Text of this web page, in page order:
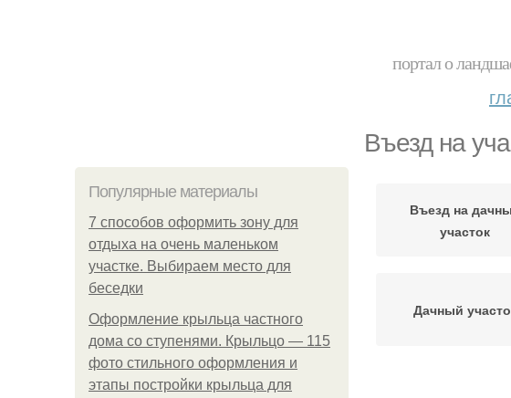
портал о
Въезд на
Популярные материалы
7 способов оформить зону для
отдыха на очень маленьком
участке. Выбираем место для
беседки
Оформление крыльца частного
дома со ступенями. Крыльцо — 115
фото стильного оформления и
этапы постройки крыльца для
Въезд на
участок
Дачный